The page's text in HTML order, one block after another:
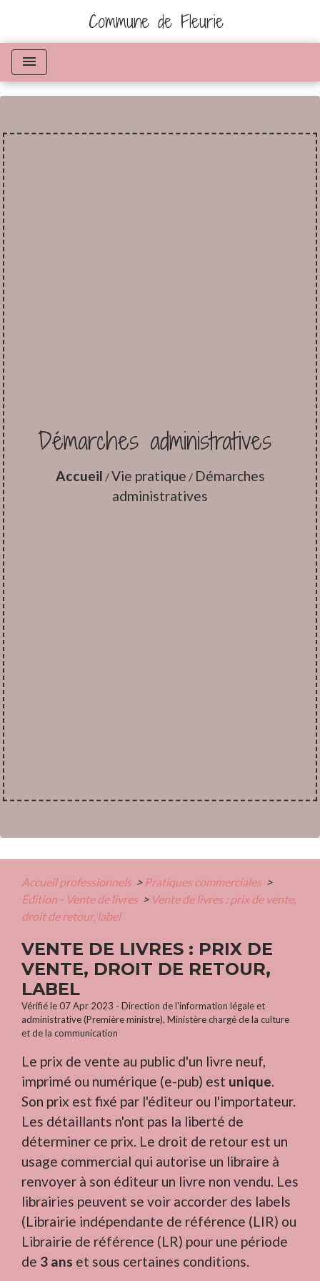
Commune de Fleurie
menu
Démarches administratives
Accueil /Vie pratique / Démarches
administratives
Accueil professionnels > Pratiques commerciales >
Édition - Vente de livres > Vente de livres : prix de vente,
droit de retour, label
VENTE DE LIVRES : PRIX DE
VENTE, DROIT DE RETOUR,
LABEL
Vérifié le 07 Apr 2023 - Direction de l'information légale et
administrative (Première ministre), Ministère chargé de la culture
et de la communication
Le prix de vente au public d'un livre neuf,
imprimé ou numérique (e-pub) est unique.
Son prix est fixé par l'éditeur ou l'importateur.
Les détaillants n'ont pas la liberté de
déterminer ce prix. Le droit de retour est un
usage commercial qui autorise un libraire à
renvoyer à son éditeur un livre non vendu. Les
librairies peuvent se voir accorder des labels
(Librairie indépendante de référence (LIR) ou
Librairie de référence (LR) pour une période
de 3 ans et sous certaines conditions.